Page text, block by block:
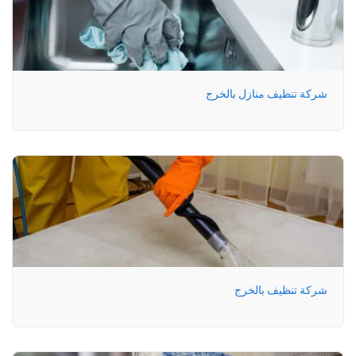
شركة تنظيف منازل بالخرج
شركة تنظيف بالخرج